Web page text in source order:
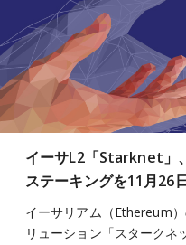
イーサL2「Starknet」
ステーキングを11月26
イーサリアム（Ethereum
リューション「スターク